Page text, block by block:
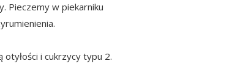
Pieczemy w piekarniku
i cukrzycy typu 2.